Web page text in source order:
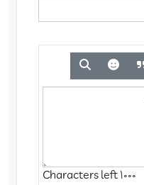
1000